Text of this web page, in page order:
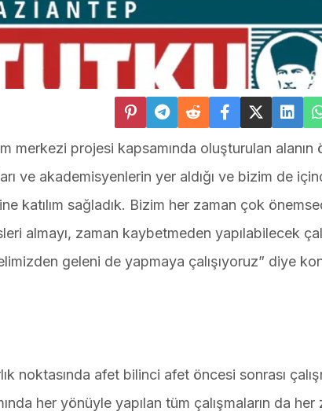
merkezi projesi kapsamında oluşturulan alanın
ve akademisyenlerin yer aldığı ve bizim de
katılım sağladık. Bizim her zaman çok
almayı, zaman kaybetmeden yapılabilecek
geleni de yapmaya çalışıyoruz” diye
noktasında afet bilinci afet öncesi sonrası
her yönüyle yapılan tüm çalışmaların da her